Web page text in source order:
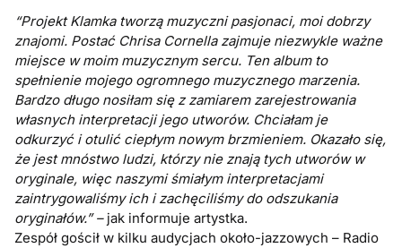
“Projekt Klamka tworzą muzyczni pasjonaci, moi dobrzy
znajomi. Postać Chrisa Cornella zajmuje niezwykle ważne
miejsce w moim muzycznym sercu. Ten album to
spełnienie mojego ogromnego muzycznego marzenia.
Bardzo długo nosiłam się z zamiarem zarejestrowania
własnych interpretacji jego utworów. Chciałam je
odkurzyć i otulić ciepłym nowym brzmieniem. Okazało się,
że jest mnóstwo ludzi, którzy nie znają tych utworów w
oryginale, więc naszymi śmiałym interpretacjami
zaintrygowaliśmy ich i zachęciliśmy do odszukania
oryginałów.” –jak informuje artystka.
Zespół gościł w kilku audycjach około-jazzowych – Radio